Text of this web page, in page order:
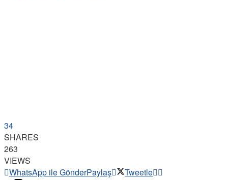
34
SHARES
263
VIEWS
WhatsApp ile GönderPaylaş Tweetle